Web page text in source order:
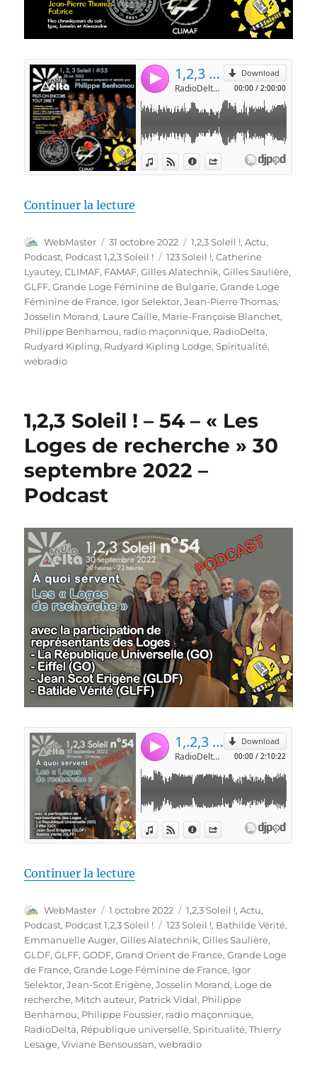
Continuer la lecture
Auteur
WebMaster
Publié
le
31 octobre 2022 Catégories
1,2,3 Soleil !,Actu,
Podcast, Podcast 1,2,3 Soleil ! Étiquettes
123 Soleil !,Catherine
Lyautey,CLIMAF, FAMAF,Gilles Alatechnik,Gilles Saulière,
GLFF,Grande Loge Féminine de Bulgarie,Grande Loge
Féminine de France, Igor Selektor,Jean-Pierre Thomas,
Josselin Morand, Laure Caille, Marie-Françoise Blanchet,
Philippe Benhamou, radio maçonnique, RadioDelta,
Rudyard Kipling, Rudyard Kipling Lodge,Spiritualité,
webradio
1,2,3 Soleil ! – 54 – « Les
Loges de recherche » 30
septembre 2022 –
Podcast
Continuer la lecture
Auteur
WebMaster
Publié
le
1 octobre 2022 Catégories
1,2,3 Soleil !,Actu,
Podcast, Podcast 1,2,3 Soleil ! Étiquettes
123 Soleil !, Bathilde Vérité,
Emmanuelle Auger,Gilles Alatechnik,Gilles Saulière,
GLDF,GLFF,GODF,Grand Orient de France,Grande Loge
de France,Grande Loge Féminine de France, Igor
Selektor,Jean-Scot Erigène,Josselin Morand, Loge de
recherche, Mitch auteur, Patrick Vidal, Philippe
Benhamou, Philippe Foussier, radio maçonnique,
RadioDelta, République universelle,Spiritualité,Thierry
Lesage,Viviane Bensoussan,webradio